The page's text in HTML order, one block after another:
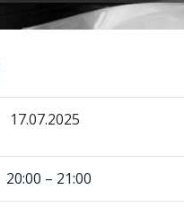
17.07.2025
20:00 – 21:00